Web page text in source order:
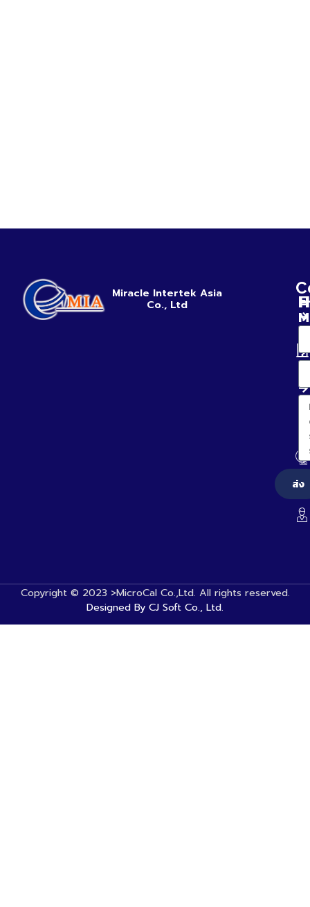
Miracle Intertek Asia
Co., Ltd
ส่ง
Copyright © 2023 >MicroCal Co.,Ltd. All rights reserved.
Designed By CJ Soft Co., Ltd.